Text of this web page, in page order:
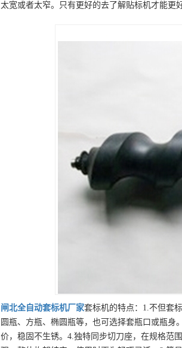
太宽或者太窄。只有更好的去了解贴标机才能更
闸北全自动套标机厂家套标机的特点：1.不但套
圆瓶、方瓶、椭圆瓶等，也可选择套瓶口或瓶身
价，稳固不生锈。4.独特同步切刀座，在规格范